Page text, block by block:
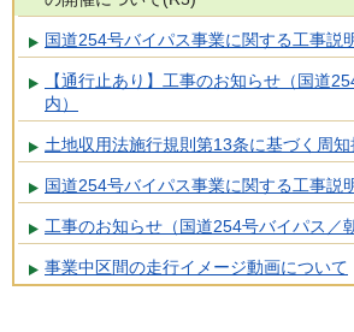
国道254号バイパス事業に関する工事説
【通行止あり】工事のお知らせ（国道
内）
土地収用法施行規則第13条に基づく周知
国道254号バイパス事業に関する工事説
工事のお知らせ（国道254号バイパス／
事業中区間の走行イメージ動画について